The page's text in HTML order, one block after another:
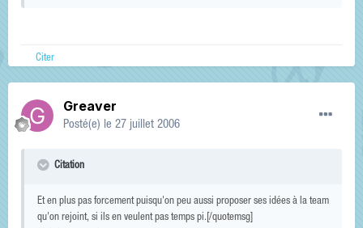
Citer
Greaver
Posté(e) le 27 juillet 2006
Citation
Et en plus pas forcement puisqu'on peu aussi proposer ses idées à la team
qu'on rejoint, si ils en veulent pas temps pi.[/quotemsg]